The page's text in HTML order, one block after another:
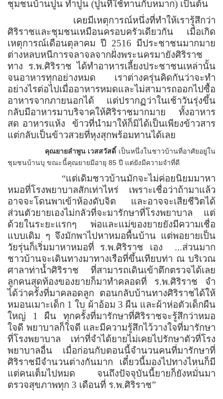
ชุมชนบ้านปูน ทำปูน (ปูนที่ใช้ทานกับหมาก) เป็นต้น
เคยมีเหตุการณ์หนึ่งที่ทำให้เรารู้สึกว่า
ศิริราชและชุมชนเหมือนครอบครัวเดียวกัน เมื่อเกิด
เหตุการณ์เดือนตุลาคม ปี 2516 มีประชาชนมากมาย
ต่างหลบหนีการจลาจลจากฝั่งพระนครมายังศิริราช
ทาง ร.พ.ศิริราช ได้ทำอาหารเลี้ยงประชาชนเหล่านั้น
จนอาหารทุกอย่างหมด เราต่างครุ่นคิดกันว่าจะทำ
อย่างไรต่อไปเมื่ออาหารหมดและไม่สามารถออกไปซื้อ
อาหารจากภายนอกได้ แต่ปรากฏว่าในเช้าวันรุ่งขึ้น
กลับมีอาหารมาบริจาคให้ศิริราชมากมาย ทั้งอาหาร
สด อาหารแห้ง
ข้าวที่นำมาให้ก็มิได้เป็นเพียงข้าวสาร
แต่กลับเป็นข้าวสวยที่หุงสุกพร้อมทานได้เลย
คุณยายลำพูน เวสสวัสดิ์ เป็นหนึ่งในชาวบ้านที่อาศัยอยู่ใน
ชุมชนบ้านบุ ขณะนี้คุณยายมีอายุ 85 ปี แต่ยังมีความจำที่ดี
“แต่เดิมชาวบ้านมักจะไม่ค่อยนิยมมาหา
หมอที่โรงพยาบาลสักเท่าไหร่ เพราะเชื่อว่าถ้ามาแล้ว
อาจจะโดนพาเข้าห้องดับจิต และอาจจะเสียชีวิตได้
ส่วนตัวยายเองไม่กลัวที่จะมารักษาที่โรงพยาบาล แต่
ด้วยในระยะแรกๆ พ่อและแม่ของยายยังมีความเชื่อ
แบบเดิม ๆ จึงมักพาไปหาหมอพื้นบ้าน แต่พอยายเป็น
วัยรุ่นก็เริ่มมาหาหมอที่ ร.พ.ศิริราช เอง
...ส่วนมาก
ชาวบ้านจะเดินทางมาทางเรือที่ขึ้นเทียบท่า ณ บริเวณ
ศาลาท่าน้ำศิริราช ที่สามารถเดินเข้าตึกตรวจได้เลย
ลูกคนสุดท้องของยายก็มาทำคลอดที่ ร.พ.ศิริราช จำ
ได้ว่าครั้งที่มาคลอดลูก ตอนกลับบ้านทางศิริราชได้ให้
หมอนเมาะเด็ก 1 ใบ ผ้าอ้อม 3 ผืน และผ้าห่อตัวเด็กผืน
ใหญ่ 1 ผืน ทุกครั้งที่มารักษาที่ศิริราชจะรู้สึกว่าหมอ
ใจดี พยาบาลก็ใจดี และมีความรู้สึกไว้วางใจที่มารักษา
ที่โรงพยาบาล เท่าที่จำได้ยายไม่เคยไปรักษาตัวที่โรง
พยาบาลอื่น เมื่อก่อนกับตอนนี้จำนวนคนที่มารักษาที่
ศิริราชมีจำนวนต่างกันมาก เดี๋ยวนี้มองไปทางไหนก็มี
แต่คนเต็มไปหมด จนถึงปัจจุบันนี้ยายก็ยังหมั่นมา
ตรวจสุขภาพทุก 3 เดือนที่ ร.พ.ศิริราช”